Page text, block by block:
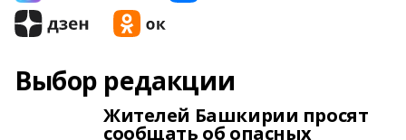
Выбор редакции
Жителей Башкирии просят
сообщать об опасных